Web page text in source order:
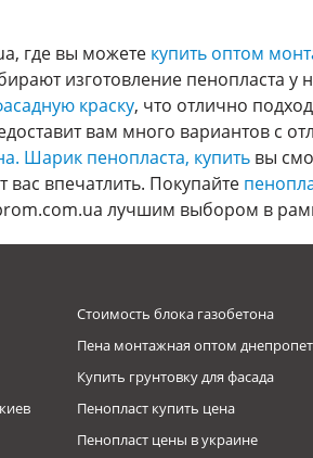
где вы можете купить оптом
изготовление пенопласта у
краску, что отлично
вам много вариантов с
Шарик пенопласта, купить вы
вас впечатлить. Покупайте
лучшим выбором в
Стоимость блока газобетона
Пена монтажная оптом
Купить грунтовку для фасада
Пенопласт купить цена
Пенопласт цены в украине